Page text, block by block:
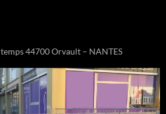
44700 Orvault – NANTES